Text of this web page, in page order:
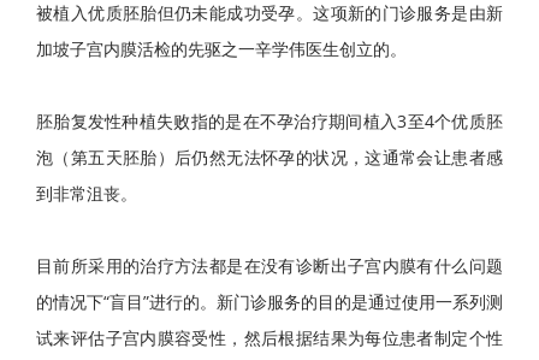
被植入优质胚胎但仍未能成功受孕。这项新的门诊服务是由新
加坡子宫内膜活检的先驱之一辛学伟医生创立的。
胚胎复发性种植失败指的是在不孕治疗期间植入3至4个优质胚
泡（第五天胚胎）后仍然无法怀孕的状况，这通常会让患者感
到非常沮丧。
目前所采用的治疗方法都是在没有诊断出子宫内膜有什么问题
的情况下“盲目”进行的。新门诊服务的目的是通过使用一系列测
试来评估子宫内膜容受性，然后根据结果为每位患者制定个性